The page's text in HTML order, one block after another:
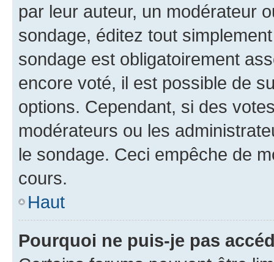
par leur auteur, un modérateur
sondage, éditez tout
sondage est obligatoirement
encore voté, il est possible de
options. Cependant, si des
modérateurs ou les
le sondage. Ceci empêche de
cours.
Haut
Pourquoi ne puis-je pas